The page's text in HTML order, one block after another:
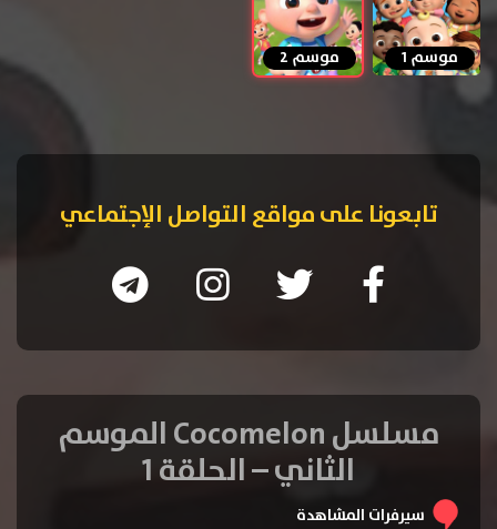
موسم 1 موسم 2
تابعونا على مواقع التواصل الإجتماعي
مسلسل Cocomelon الموسم
الثاني – الحلقة 1
سيرفرات المشاهدة